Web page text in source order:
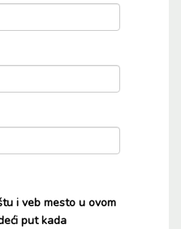
i veb mesto u ovom
put kada